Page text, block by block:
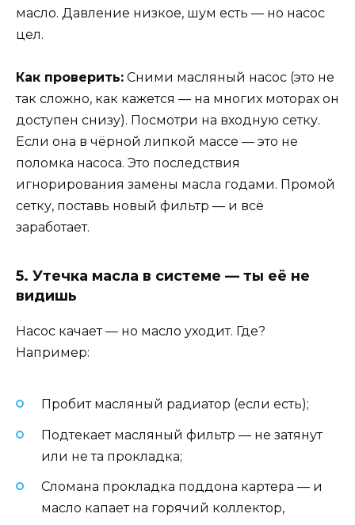
масло. Давление низкое, шум есть — но насос
цел.
Как проверить: Сними масляный насос (это не
так сложно, как кажется — на многих моторах он
доступен снизу). Посмотри на входную сетку.
Если она в чёрной липкой массе — это не
поломка насоса. Это последствия
игнорирования замены масла годами. Промой
сетку, поставь новый фильтр — и всё
заработает.
5. Утечка масла в системе — ты её не
видишь
Насос качает — но масло уходит. Где?
Например:
Пробит масляный радиатор (если есть);
Подтекает масляный фильтр — не затянут
или не та прокладка;
Сломана прокладка поддона картера — и
масло капает на горячий коллектор,